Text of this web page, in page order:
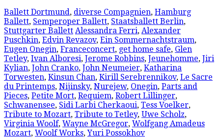
Ballett Dortmund, diverse Compagnien, Hamburg
Ballett, Semperoper Ballett, Staatsballett Berlin,
Stuttgarter Ballett Alessandra Ferri, Alexander
Puschkin, Edvin Revazov, Ein Sommernachtstraum,
Eugen Onegin, Franceconcert, get home safe, Glen
Tetley, Ivan Alboresi, Jerome Robbins, Jeunehomme, Jiri
Kylian, John Cranko, John Neumeier, Katharina
Torwesten, Kinsun Chan, Kirill Serebrennikov, Le Sacre
du Printemps, Nijinsky, Nurejew, Onegin, Parts and
Pieces, Petite Mort, Requiem, Robert Lillinger,
Schwanensee, Sidi Larbi Cherkaoui, Tess Voelker,
Tribute to Mozart, Tribute to Tetley, Uwe Scholz,
Virginia Woolf, Wayne McGregor, Wolfgang Amadeus
Mozart, Woolf Works,Yuri Possokhov